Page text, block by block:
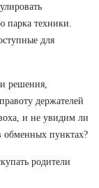
техники.
для
решения,
держателей
и не увидим ли
обменных пунктах?
родители